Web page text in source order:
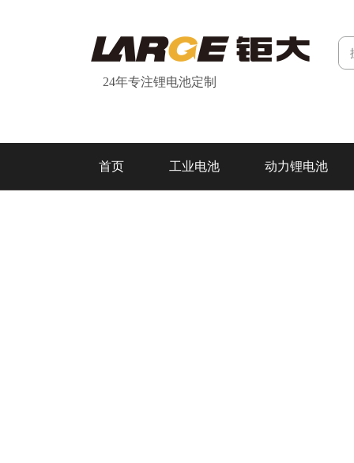
24年专注锂电池定制
首页 工业电池 动力锂电池